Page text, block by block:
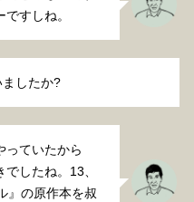
すしね。
したか?
っていたから
したね。13、
』の原作本を叔